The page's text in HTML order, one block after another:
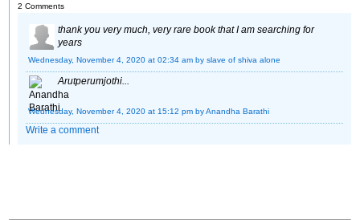
2 Comments
thank you very much, very rare book that I am searching for
years
Wednesday, November 4, 2020 at 02:34 am by slave of shiva alone
Arutperumjothi...
Wednesday, November 4, 2020 at 15:12 pm by Anandha Barathi
Write a comment